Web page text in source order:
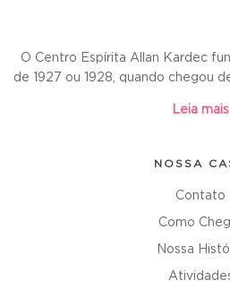
O Centro Espírita Allan Kardec
de 1927 ou 1928, quando chegou
Leia mais
NOSSA
Contato
Como
Nossa